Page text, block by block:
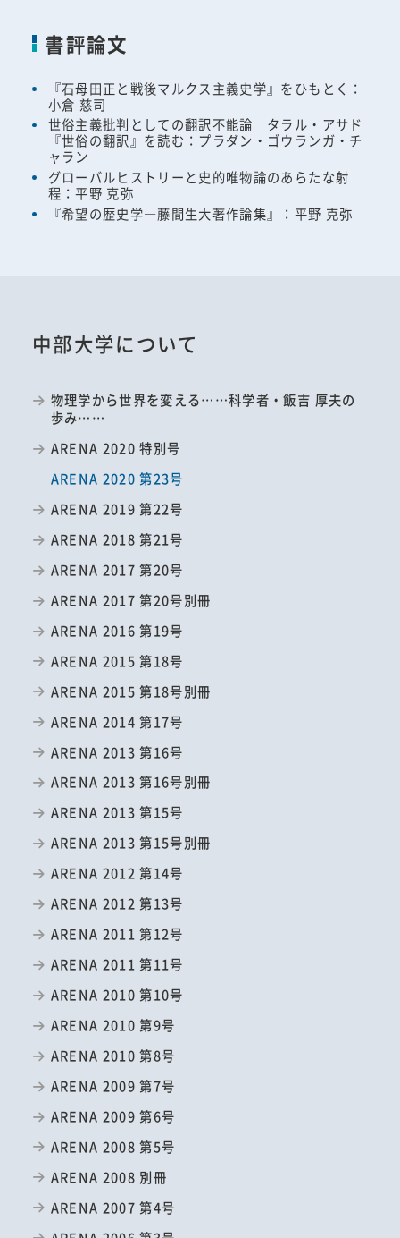
書評論文
『石母田正と戦後マルクス主義史学』をひもとく：
小倉 慈司
世俗主義批判としての翻訳不能論 タラル・アサド
『世俗の翻訳』を読む：プラダン・ゴウランガ・チ
ャラン
グローバルヒストリーと史的唯物論のあらたな射
程：平野 克弥
『希望の歴史学―藤間生大著作論集』：平野 克弥
中部大学について
物理学から世界を変える……科学者・飯吉 厚夫の
歩み……
ARENA 2020 特別号
ARENA 2020 第23号
ARENA 2019 第22号
ARENA 2018 第21号
ARENA 2017 第20号
ARENA 2017 第20号別冊
ARENA 2016 第19号
ARENA 2015 第18号
ARENA 2015 第18号別冊
ARENA 2014 第17号
ARENA 2013 第16号
ARENA 2013 第16号別冊
ARENA 2013 第15号
ARENA 2013 第15号別冊
ARENA 2012 第14号
ARENA 2012 第13号
ARENA 2011 第12号
ARENA 2011 第11号
ARENA 2010 第10号
ARENA 2010 第9号
ARENA 2010 第8号
ARENA 2009 第7号
ARENA 2009 第6号
ARENA 2008 第5号
ARENA 2008 別冊
ARENA 2007 第4号